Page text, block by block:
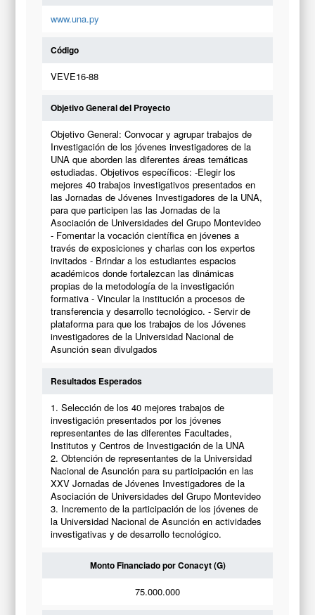
www.una.py
Código
VEVE16-88
Objetivo General del Proyecto
Objetivo General: Convocar y agrupar trabajos de
Investigación de los jóvenes investigadores de la
UNA que aborden las diferentes áreas temáticas
estudiadas. Objetivos específicos: -Elegir los
mejores 40 trabajos investigativos presentados en
las Jornadas de Jóvenes Investigadores de la UNA,
para que participen las las Jornadas de la
Asociación de Universidades del Grupo Montevideo
- Fomentar la vocación científica en jóvenes a
través de exposiciones y charlas con los expertos
invitados - Brindar a los estudiantes espacios
académicos donde fortalezcan las dinámicas
propias de la metodología de la investigación
formativa - Vincular la institución a procesos de
transferencia y desarrollo tecnológico. - Servir de
plataforma para que los trabajos de los Jóvenes
investigadores de la Universidad Nacional de
Asunción sean divulgados
Resultados Esperados
1. Selección de los 40 mejores trabajos de
investigación presentados por los jóvenes
representantes de las diferentes Facultades,
Institutos y Centros de Investigación de la UNA
2. Obtención de representantes de la Universidad
Nacional de Asunción para su participación en las
XXV Jornadas de Jóvenes Investigadores de la
Asociación de Universidades del Grupo Montevideo
3. Incremento de la participación de los jóvenes de
la Universidad Nacional de Asunción en actividades
investigativas y de desarrollo tecnológico.
Monto Financiado por Conacyt (G)
75.000.000